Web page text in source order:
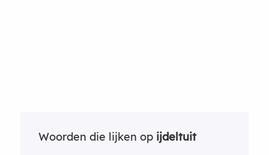
Woorden die lijken op ijdeltuit